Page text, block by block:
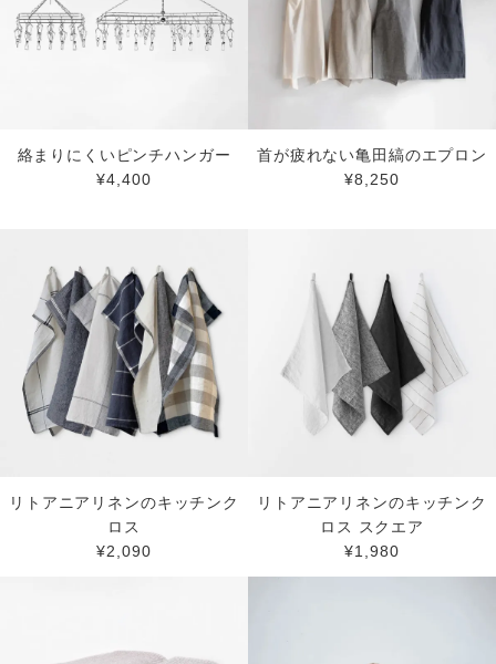
絡まりにくいピンチハンガー
¥4,400
首が疲れない亀田縞のエプロン
¥8,250
リトアニアリネンのキッチンク
ロス
¥2,090
リトアニアリネンのキッチンク
ロス スクエア
¥1,980